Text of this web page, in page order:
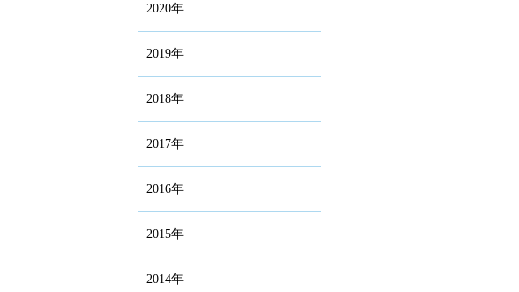
2020年
2019年
2018年
2017年
2016年
2015年
2014年